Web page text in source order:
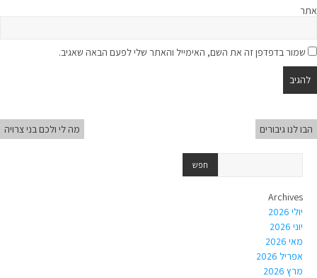
אתר
שמור בדפדפן זה את השם, האימייל והאתר שלי לפעם הבאה שאגיב.
הבו לנו גיבורים מה לי ולכם בני צרויה
Archives
יולי 2026
יוני 2026
מאי 2026
אפריל 2026
מרץ 2026